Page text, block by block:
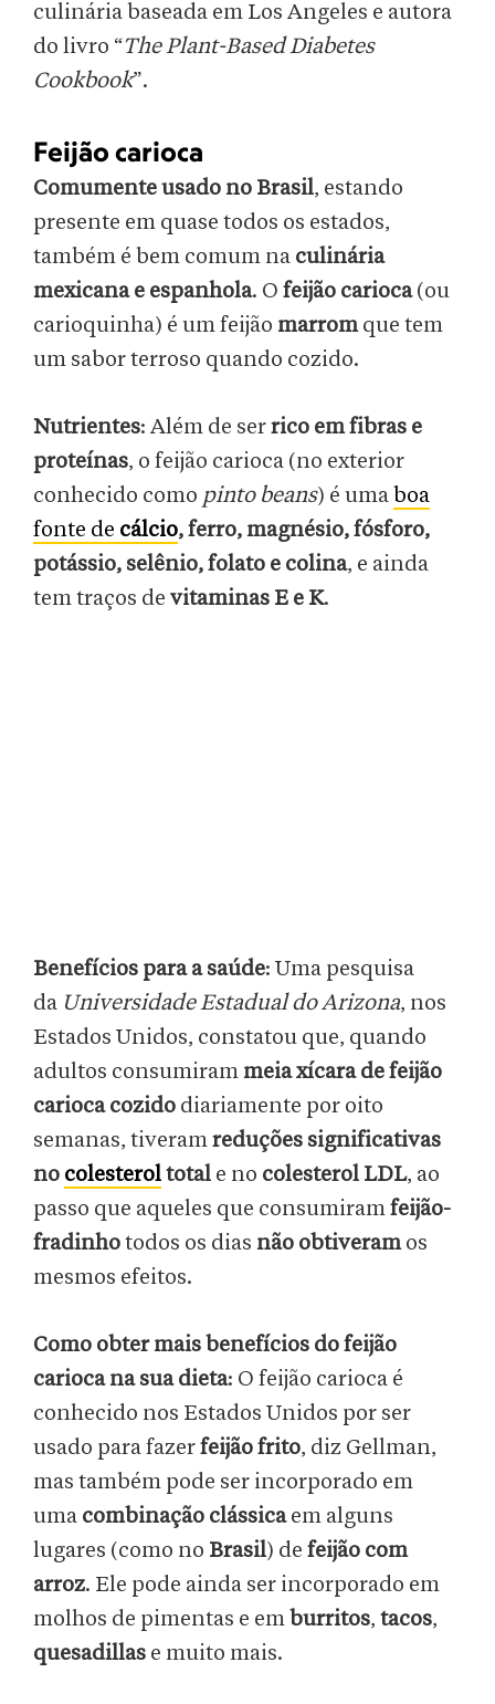
culinária baseada em Los Angeles e autora
do livro “The Plant-Based Diabetes
Cookbook”.
Feijão carioca
Comumente usado no Brasil, estando
presente em quase todos os estados,
também é bem comum na culinária
mexicana e espanhola. O feijão carioca(ou
carioquinha) é um feijão marromque tem
um sabor terroso quando cozido.
Nutrientes: Além de serrico em fibras e
proteínas, o feijão carioca (no exterior
conhecido como pinto beans) é uma boa
fonte de cálcio, ferro, magnésio, fósforo,
potássio, selênio, folato e colina, e ainda
tem traços de vitaminas E e K.
Benefícios para a saúde: Uma pesquisa
da Universidade Estadual do Arizona, nos
Estados Unidos, constatou que, quando
adultos consumiram meia xícara de feijão
carioca cozido diariamente por oito
semanas, tiveramreduções significativas
no colesteroltotal e no colesterol LDL, ao
passo que aqueles que consumiramfeijão-
fradinhotodos os dias não obtiveramos
mesmos efeitos.
Como obter mais benefícios do feijão
carioca na sua dieta: O feijão carioca é
conhecido nos Estados Unidos por ser
usado para fazerfeijão frito, diz Gellman,
mas também pode ser incorporado em
uma combinação clássicaem alguns
lugares (como no Brasil) de feijão com
arroz. Ele pode ainda ser incorporado em
molhos de pimentas e em burritos, tacos,
quesadillas e muito mais.